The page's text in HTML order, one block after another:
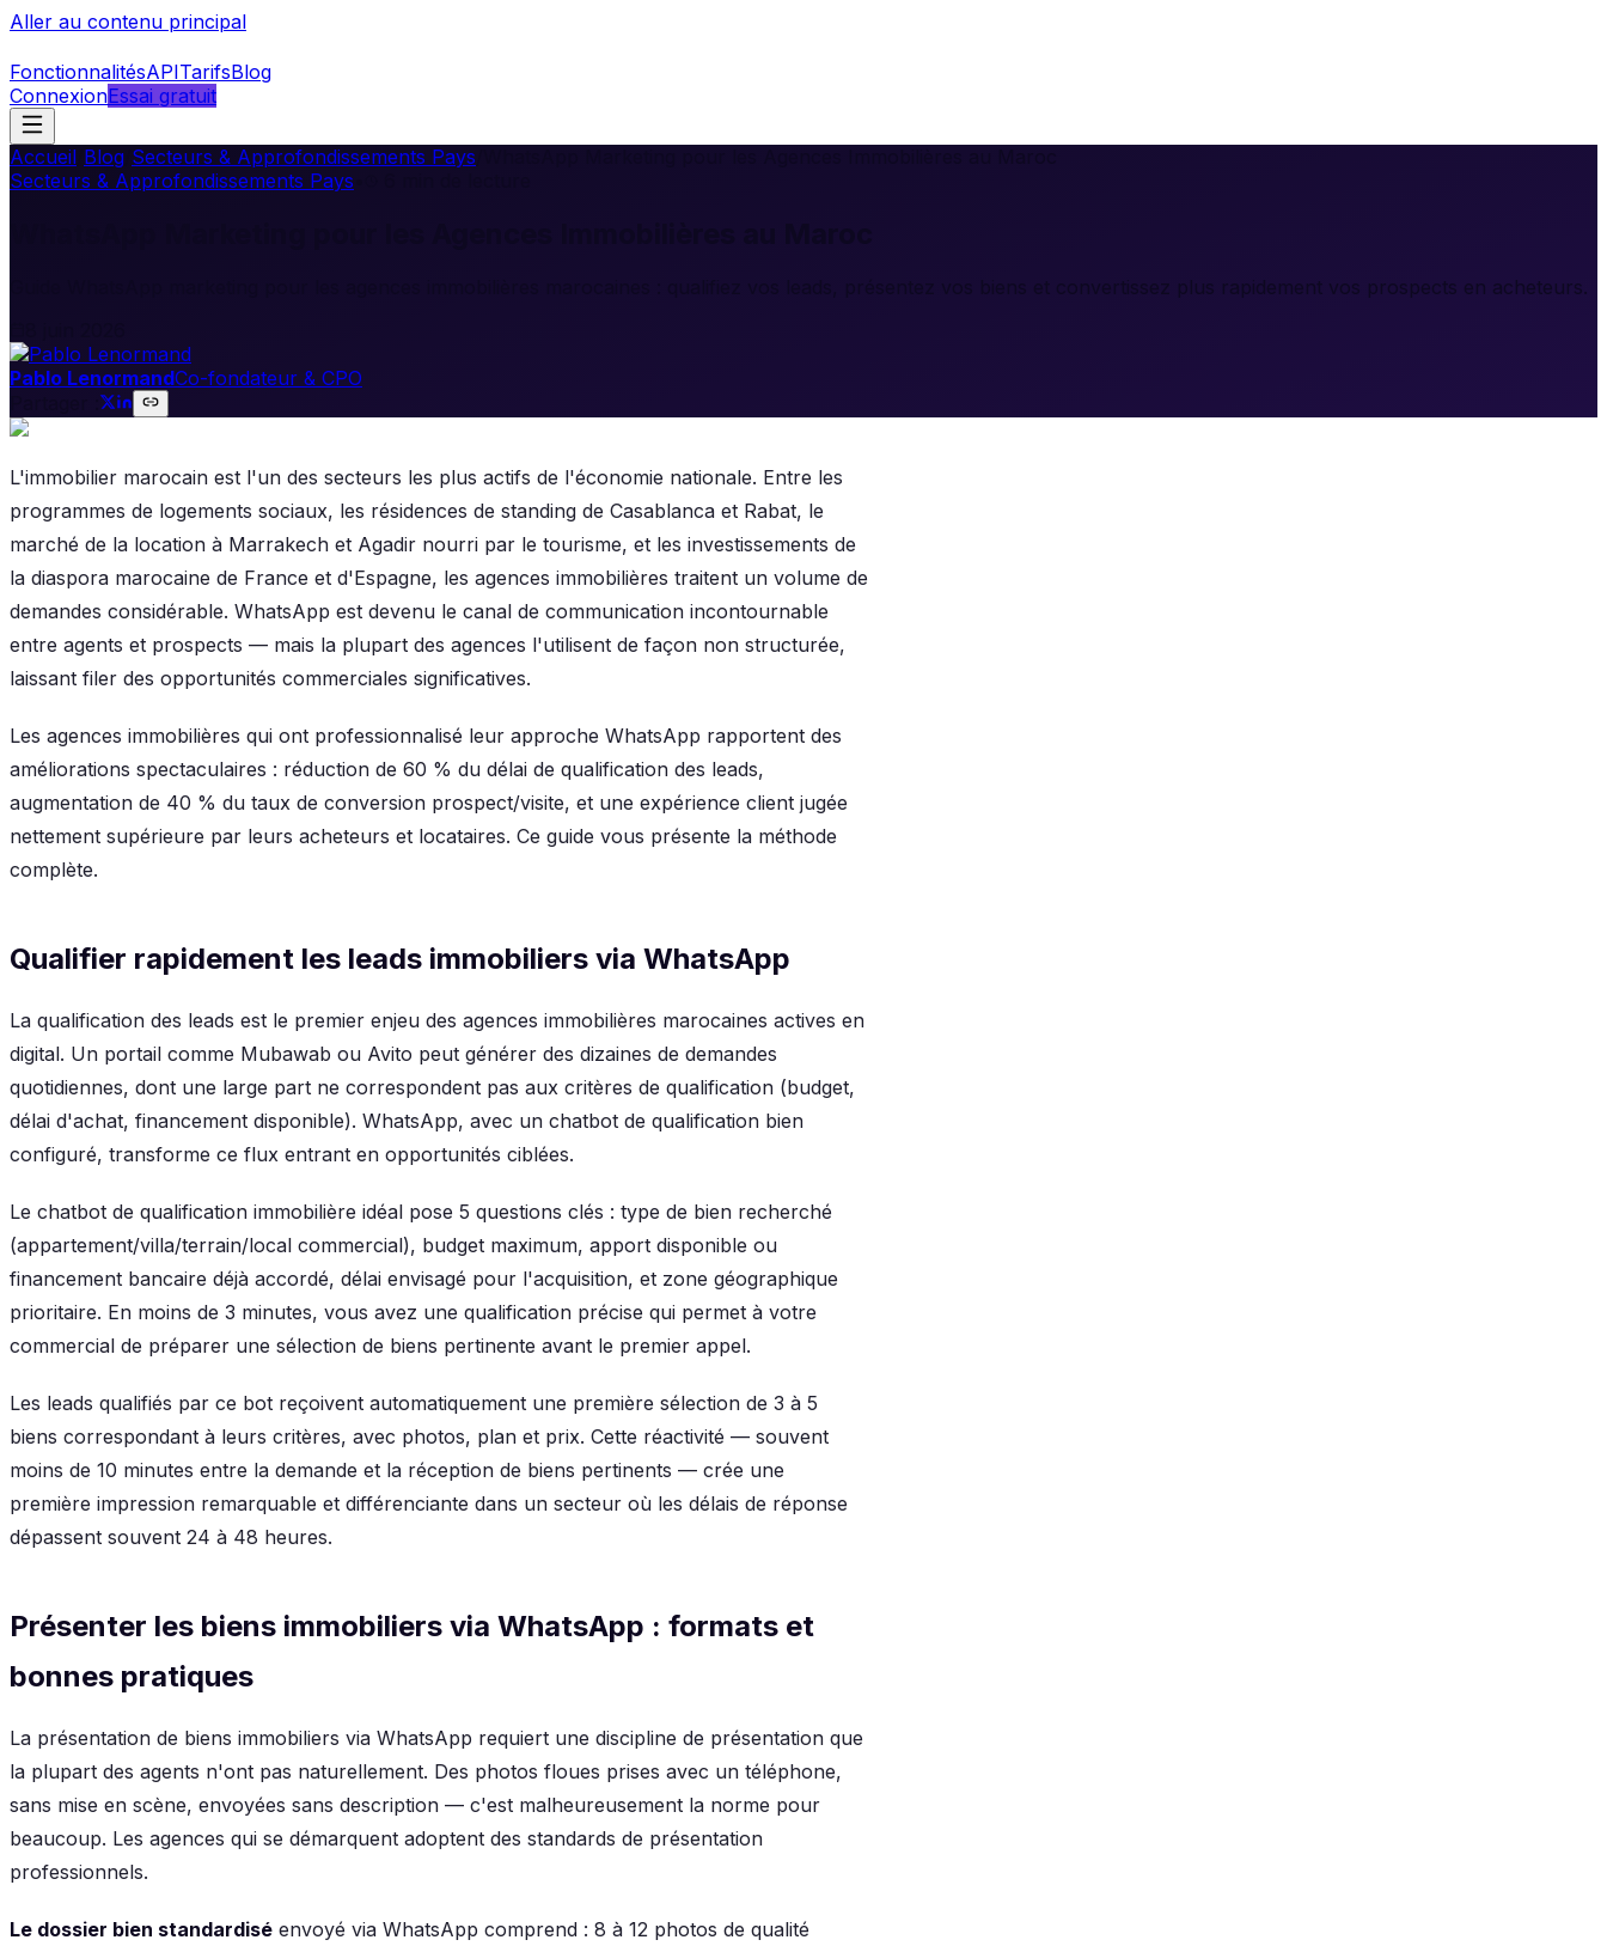
Aller au contenu principal
FonctionnalitésAPITarifsBlog
ConnexionEssai gratuit
Accueil Blog Secteurs & Approfondissements Pays
Secteurs & Approfondissements Pays
Guide WhatsApp marketing pour les agences immobilières marocaines : qualifiez vos leads, présentez vos biens et convertissez plus rapidement vos prospects en acheteurs.
Pablo LenormandCo-fondateur & CPO
L'immobilier marocain est l'un des secteurs les plus actifs de l'économie nationale. Entre les
programmes de logements sociaux, les résidences de standing de Casablanca et Rabat, le
marché de la location à Marrakech et Agadir nourri par le tourisme, et les investissements de
la diaspora marocaine de France et d'Espagne, les agences immobilières traitent un volume de
demandes considérable. WhatsApp est devenu le canal de communication incontournable
entre agents et prospects — mais la plupart des agences l'utilisent de façon non structurée,
laissant filer des opportunités commerciales significatives.
Les agences immobilières qui ont professionnalisé leur approche WhatsApp rapportent des
améliorations spectaculaires : réduction de 60 % du délai de qualification des leads,
augmentation de 40 % du taux de conversion prospect/visite, et une expérience client jugée
nettement supérieure par leurs acheteurs et locataires. Ce guide vous présente la méthode
complète.
Qualifier rapidement les leads immobiliers via WhatsApp
La qualification des leads est le premier enjeu des agences immobilières marocaines actives en
digital. Un portail comme Mubawab ou Avito peut générer des dizaines de demandes
quotidiennes, dont une large part ne correspondent pas aux critères de qualification (budget,
délai d'achat, financement disponible). WhatsApp, avec un chatbot de qualification bien
configuré, transforme ce flux entrant en opportunités ciblées.
Le chatbot de qualification immobilière idéal pose 5 questions clés : type de bien recherché
(appartement/villa/terrain/local commercial), budget maximum, apport disponible ou
financement bancaire déjà accordé, délai envisagé pour l'acquisition, et zone géographique
prioritaire. En moins de 3 minutes, vous avez une qualification précise qui permet à votre
commercial de préparer une sélection de biens pertinente avant le premier appel.
Les leads qualifiés par ce bot reçoivent automatiquement une première sélection de 3 à 5
biens correspondant à leurs critères, avec photos, plan et prix. Cette réactivité — souvent
moins de 10 minutes entre la demande et la réception de biens pertinents — crée une
première impression remarquable et différenciante dans un secteur où les délais de réponse
dépassent souvent 24 à 48 heures.
Présenter les biens immobiliers via WhatsApp : formats et
bonnes pratiques
La présentation de biens immobiliers via WhatsApp requiert une discipline de présentation que
la plupart des agents n'ont pas naturellement. Des photos floues prises avec un téléphone,
sans mise en scène, envoyées sans description — c'est malheureusement la norme pour
beaucoup. Les agences qui se démarquent adoptent des standards de présentation
professionnels.
Le dossier bien standardisé envoyé via WhatsApp comprend : 8 à 12 photos de qualité